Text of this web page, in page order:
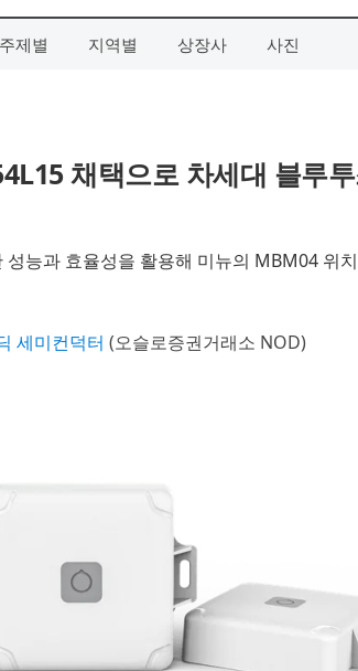
주제별 지역별 상장사 사진
채택으로 차세대 블루
성능과 효율성을 활용해 미뉴의 MBM04 위
세미컨덕터 (오슬로증권거래소 NOD)